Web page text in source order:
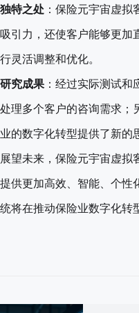
独特之处 ：保险元宇宙虚
吸引力，还使客户能够更加
行灵活调整和优化。
研究成果 ：经过实际测试
处理多个客户的咨询需求；
业的数字化转型提供了新的
展望未来，保险元宇宙虚
提供更加高效、智能、个性
统将在推动保险业数字化转